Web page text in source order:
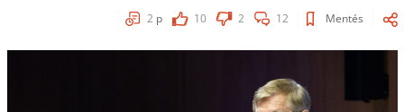
2 p 10 2 12 Mentés